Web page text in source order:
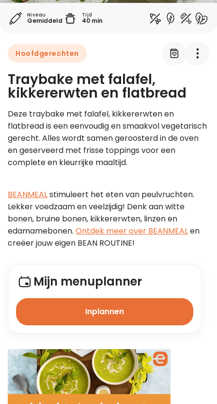
Leer koken als een chef
Kooktips & blogs
Niveau
Gemiddeld
Tijd
40 min
Hoofdgerechten
Traybake met falafel,
kikkererwten en flatbread
Deze traybake met falafel, kikkererwten en
flatbread is een eenvoudig en smaakvol vegetarisch
gerecht. Alles wordt samen geroosterd in de oven
en geserveerd met frisse toppings voor een
complete en kleurrijke maaltijd.
BEANMEAL stimuleert het eten van peulvruchten.
Lekker voedzaam en veelzijdig! Denk aan witte
bonen, bruine bonen, kikkererwten, linzen en
edamamebonen. Ontdek meer over BEANMEAL en
creëer jouw eigen BEAN ROUTINE!
Mijn menuplanner
Inplannen